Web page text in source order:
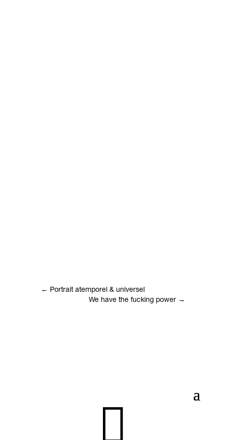
← Portrait atemporel & universel
We have the fucking power →
